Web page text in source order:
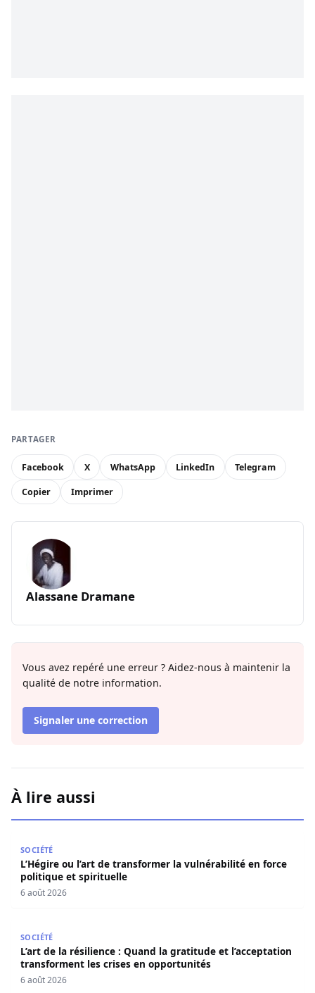
PARTAGER
Facebook X WhatsApp LinkedIn Telegram
Copier Imprimer
Alassane Dramane
Vous avez repéré une erreur ? Aidez-nous à maintenir la
qualité de notre information.
Signaler une correction
À lire aussi
SOCIÉTÉ
L’Hégire ou l’art de transformer la vulnérabilité en force
politique et spirituelle
6 août 2026
SOCIÉTÉ
L’art de la résilience : Quand la gratitude et l’acceptation
transforment les crises en opportunités
6 août 2026